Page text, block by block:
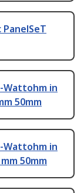
Wattohm in
50mm
Wattohm in
50mm